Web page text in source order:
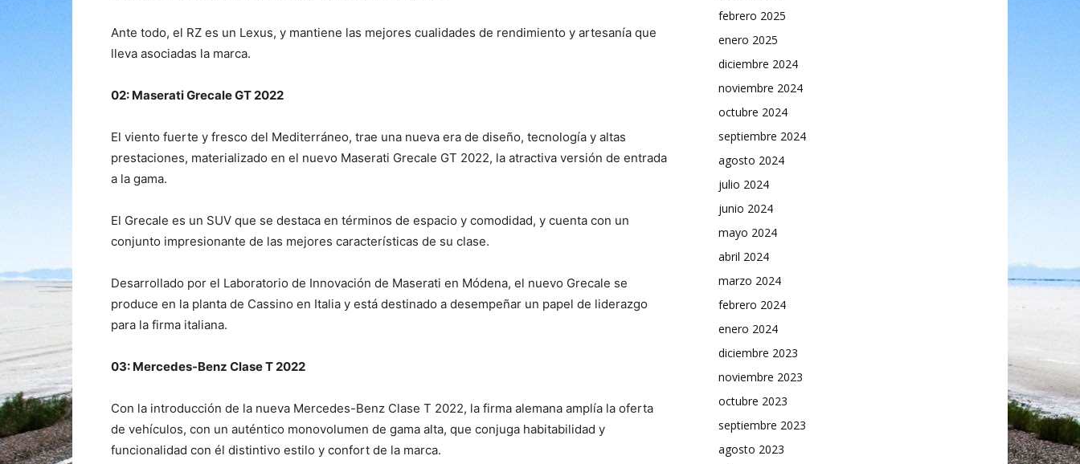
Ante todo, el RZ es un Lexus, y mantiene las mejores cualidades de rendimiento y artesanía que
lleva asociadas la marca.
02: Maserati Grecale GT 2022
El viento fuerte y fresco del Mediterráneo, trae una nueva era de diseño, tecnología y altas
prestaciones, materializado en el nuevo Maserati Grecale GT 2022, la atractiva versión de entrada
a la gama.
El Grecale es un SUV que se destaca en términos de espacio y comodidad, y cuenta con un
conjunto impresionante de las mejores características de su clase.
Desarrollado por el Laboratorio de Innovación de Maserati en Módena, el nuevo Grecale se
produce en la planta de Cassino en Italia y está destinado a desempeñar un papel de liderazgo
para la firma italiana.
03: Mercedes-Benz Clase T 2022
Con la introducción de la nueva Mercedes-Benz Clase T 2022, la firma alemana amplía la oferta
de vehículos, con un auténtico monovolumen de gama alta, que conjuga habitabilidad y
funcionalidad con él distintivo estilo y confort de la marca.
febrero 2025
enero 2025
diciembre 2024
noviembre 2024
octubre 2024
septiembre 2024
agosto 2024
julio 2024
junio 2024
mayo 2024
abril 2024
marzo 2024
febrero 2024
enero 2024
diciembre 2023
noviembre 2023
octubre 2023
septiembre 2023
agosto 2023